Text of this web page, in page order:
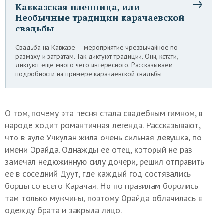
Кавказская пленница, или
Необычные традиции карачаевской
свадьбы
Свадьба на Кавказе — мероприятие чрезвычайное по
размаху и затратам. Так диктуют традиции. Они, кстати,
диктуют еще много чего интересного. Рассказываем
подробности на примере карачаевской свадьбы
О том, почему эта песня стала свадебным гимном, в
народе ходит романтичная легенда. Рассказывают,
что в ауле Учкулан жила очень сильная девушка, по
имени Орайда. Однажды ее отец, который не раз
замечал недюжинную силу дочери, решил отправить
ее в соседний Дуут, где каждый год состязались
борцы со всего Карачая. Но по правилам боролись
там только мужчины, поэтому Орайда облачилась в
одежду брата и закрыла лицо.